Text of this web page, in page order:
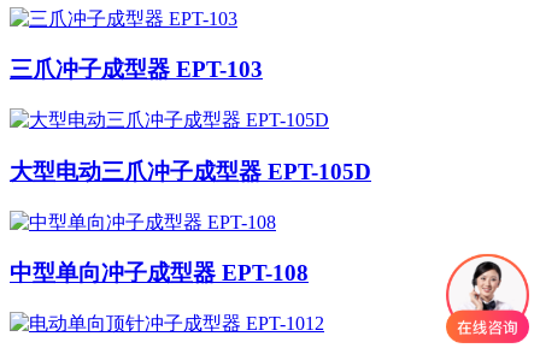
三爪冲子成型器 EPT-103
大型电动三爪冲子成型器 EPT-105D
中型单向冲子成型器 EPT-108